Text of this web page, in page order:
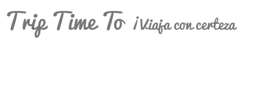
Trip Time To ¡Viaja con certeza